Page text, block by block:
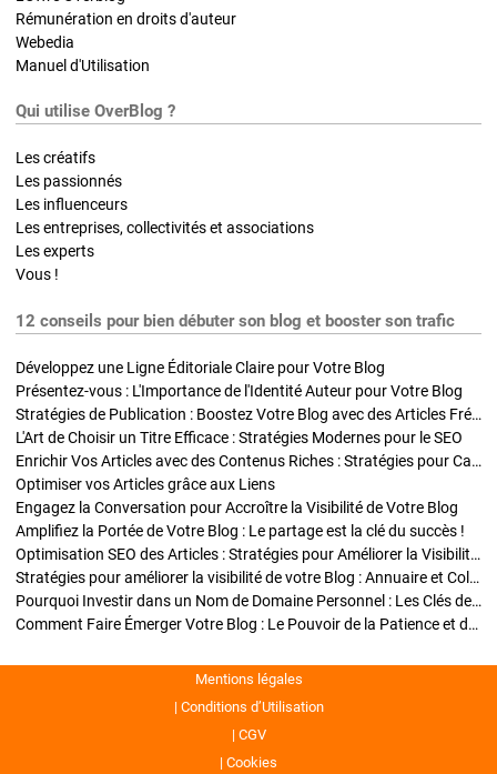
Rémunération en droits d'auteur
Webedia
Manuel d'Utilisation
Qui utilise OverBlog ?
Les créatifs
Les passionnés
Les influenceurs
Les entreprises, collectivités et associations
Les experts
Vous !
12 conseils pour bien débuter son blog et booster son trafic
Développez une Ligne Éditoriale Claire pour Votre Blog
Présentez-vous : L'Importance de l'Identité Auteur pour Votre Blog
Stratégies de Publication : Boostez Votre Blog avec des Articles Fréquents et Exclusifs
L'Art de Choisir un Titre Efficace : Stratégies Modernes pour le SEO
Enrichir Vos Articles avec des Contenus Riches : Stratégies pour Captiver et Optimiser
Optimiser vos Articles grâce aux Liens
Engagez la Conversation pour Accroître la Visibilité de Votre Blog
Amplifiez la Portée de Votre Blog : Le partage est la clé du succès !
Optimisation SEO des Articles : Stratégies pour Améliorer la Visibilité de Votre Blog
Stratégies pour améliorer la visibilité de votre Blog : Annuaire et Collaborations
Pourquoi Investir dans un Nom de Domaine Personnel : Les Clés de la Réussite de Votre Blog
Comment Faire Émerger Votre Blog : Le Pouvoir de la Patience et de la Persévérance
Mentions légales
Conditions d’Utilisation
CGV
Cookies